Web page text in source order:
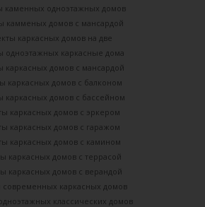
каменных одноэтажных домов
камменых домов с мансардой
каркасных домов на две
одноэтажных каркасные дома
каркасных домов с мансардой
каркасных домов с балконом
каркасных домов с бассейном
каркасных домов с эркером
каркасных домов с гаражом
каркасных домов с камином
каркасных домов с террасой
каркасных домов с верандой
современных каркасных домов
классических домов